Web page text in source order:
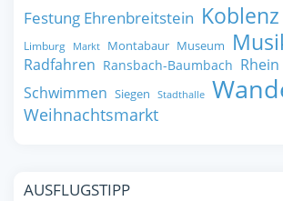
Festung Ehrenbreitstein Koblenz
Limburg Markt Montabaur Museum
Radfahren Ransbach-Baumbach Rhein
Schwimmen Siegen Stadthalle
Weihnachtsmarkt
AUSFLUGSTIPP